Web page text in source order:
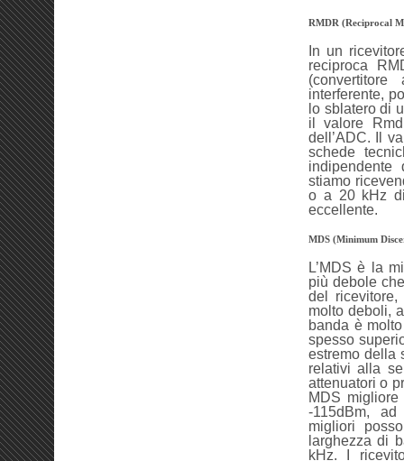
RMDR (Reciprocal
In un
reciproca
interferente,
lo sblatero di
il valore
dell’ADC. Il
schede
stiamo
o a 20 kHz
eccellente.
MDS (Minimum
L’MDS è la
più debole
del
molto deboli,
banda è
spesso
estremo della
relativi alla
attenuatori o
MDS
-115dBm,
migliori
larghezza di
kHz. I